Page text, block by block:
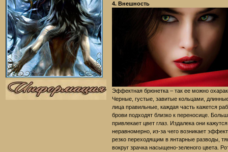
4. Внешность
Эффектная брюнетка – так ее можно
Черные, густые, завитые кольцами,
лица правильные, каждая часть кажется
брови подходят близко к переносице.
привлекает цвет глаз. Издалека они
неравномерно, из-за чего возникает
резко переходящим в янтарные разводы,
вокруг зрачка насыщено-зеленого цвета.